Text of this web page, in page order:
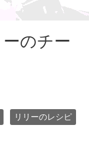
のチー
リリーのレシピ